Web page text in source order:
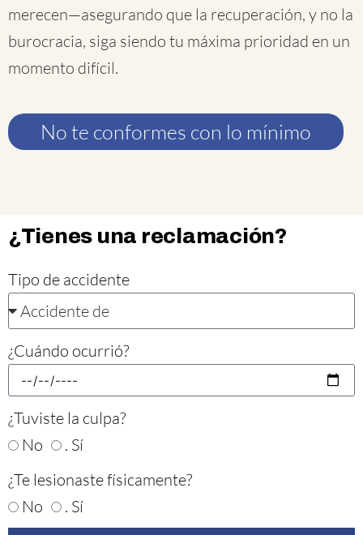
merecen—asegurando que la recuperación, y no la
burocracia, siga siendo tu máxima prioridad en un
momento difícil.
No te conformes con lo mínimo
¿Tienes una reclamación?
Tipo de accidente
¿Cuándo ocurrió?
¿Tuviste la culpa?
No
. Sí
¿Te lesionaste físicamente?
No
. Sí